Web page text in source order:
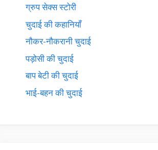
ग्रुप सेक्स स्टोरी
चुदाई की कहानियाँ
नौकर-नौकरानी चुदाई
पड़ोसी की चुदाई
बाप बेटी की चुदाई
भाई-बहन की चुदाई